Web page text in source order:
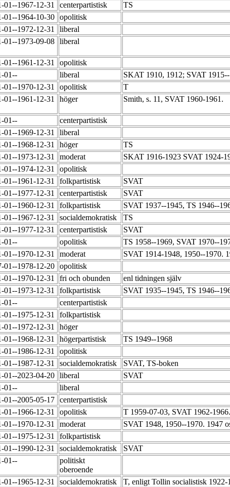
01--1967-12-31 centerpartistisk TS
01--1964-10-30 opolitisk
01--1972-12-31 liberal
01--1973-09-08 liberal
01--1961-12-31 opolitisk
01-- liberal SKAT 1910, 1912; SVAT
01--1970-12-31 opolitisk T
01--1961-12-31 höger Smith, s. 11, SVAT 1960-1961.
01-- centerpartistisk
01--1969-12-31 liberal
01--1968-12-31 höger TS
01--1973-12-31 moderat SKAT 1916-1923 SVAT 1924-
01--1974-12-31 opolitisk
01--1961-12-31 folkpartistisk SVAT
01--1977-12-31 centerpartistisk SVAT
01--1960-12-31 folkpartistisk SVAT 1937--1945, TS 1946--
01--1967-12-31 socialdemokratisk TS
01--1977-12-31 centerpartistisk SVAT
01-- opolitisk TS 1958--1969, SVAT 1970--
01--1970-12-31 moderat SVAT 1914-1948, 1950--1970.
01--1978-12-20 opolitisk
01--1970-12-31 fri och obunden enl tidningen själv
01--1973-12-31 folkpartistisk SVAT 1935--1945, TS 1946--
01-- centerpartistisk
01--1975-12-31 folkpartistisk
01--1972-12-31 höger
01--1968-12-31 högerpartistisk TS 1949--1968
01--1986-12-31 opolitisk
01--1987-12-31 socialdemokratisk SVAT, TS-boken
01--2023-04-20 liberal SVAT
01-- liberal
01--2005-05-17 centerpartistisk
01--1966-12-31 opolitisk T 1959-07-03, SVAT 1962-1966.
01--1970-12-31 moderat SVAT 1948, 1950--1970. 1947
01--1975-12-31 folkpartistisk
01--1990-12-31 socialdemokratisk SVAT
01--
politiskt
oberoende
01--1965-12-31 socialdemokratisk T, enligt Tollin socialistisk 1922-